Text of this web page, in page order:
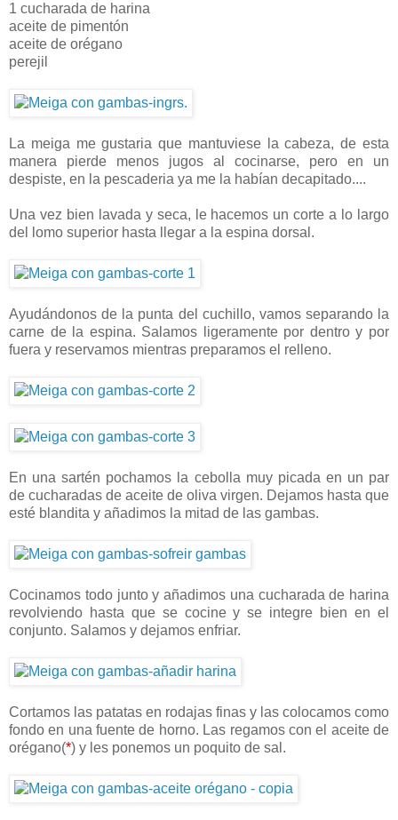
1 cucharada de harina
aceite de pimentón
aceite de orégano
perejil
La meiga me gustaria que mantuviese la cabeza, de esta
manera pierde menos jugos al cocinarse, pero en un
despiste, en la pescaderia ya me la habían decapitado....
Una vez bien lavada y seca, le hacemos un corte a lo largo
del lomo superior hasta llegar a la espina dorsal.
Ayudándonos de la punta del cuchillo, vamos separando la
carne de la espina. Salamos ligeramente por dentro y por
fuera y reservamos mientras preparamos el relleno.
En una sartén pochamos la cebolla muy picada en un par
de cucharadas de aceite de oliva virgen. Dejamos hasta que
esté blandita y añadimos la mitad de las gambas.
Cocinamos todo junto y añadimos una cucharada de harina
revolviendo hasta que se cocine y se integre bien en el
conjunto. Salamos y dejamos enfriar.
Cortamos las patatas en rodajas finas y las colocamos como
fondo en una fuente de horno. Las regamos con el aceite de
orégano(*) y les ponemos un poquito de sal.